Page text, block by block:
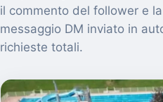
il commento del follower e
messaggio DM inviato in
richieste totali.